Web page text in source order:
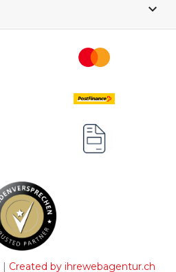
keyboard_arrow_down
| Created by ihrewebagentur.ch